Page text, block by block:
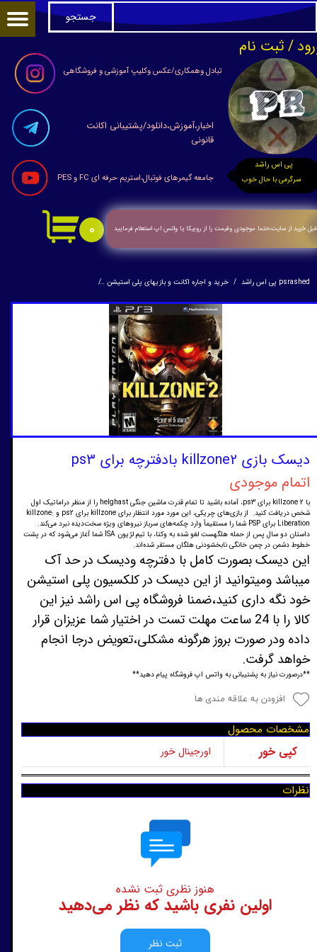
جامعه گیمرهای فوتبال،استریم حرفه ای FC و PES
تبادل وهمکاری/عکس وکلیپ آموزشی و فروشگاهی
اخبار،آموزش،دانلود/پشتیبانی اکانت
قانونی
/ثبت نام
حساب کاربری من
تغییر گذر واژه
سفارشات
خروج از حساب کاربری
جستجو
پی اس راشد
سرگرمی با حال خوب
۰ قبل خرید از سایت،حتما موجودی وقیمت را از روبیکا یا واتس اپ استعلام فرمایید
psrashed پی اس راشد خرید و اجاره اکانت و بازیهای پلی استیشن
دیسک بازی killzone2 بادفترچه برای ps3
اتمام موجودی
با killzone 2 برای ps3، آماده باشید تا تمام قدرت ماشین جنگی helghast را از منظر دراماتیک اول
شخص دریافت کنید. از بازی‌های چریکی، این مورد مورد انتظار برای killzone برای ps2 و killzone:
Liberation برای PSP شما را مستقیماً وارد چکمه‌های سرباز نیروهای ویژه سخت‌دیده نبرد می‌کند.
داستان دو سال پس از حمله هلگهست لغو شده به وکتا، با تیم لژیون ISA شما آغاز می‌شود که در پشت
خطوط دشمن در چمن خانگی نابخشودنی هلگان مستقر شده‌اند.
این دیسک بصورت کامل با دفترچه ودیسک در حد آک
میباشد ومیتوانید از این دیسک در کلکسیون پلی استیشن
خود نگه داری کنید،ضمنا فروشگاه پی اس راشد نیز این
کالا را با 24 ساعت مهلت تست در اختیار شما عزیزان قرار
داده ودر صورت بروز هرگونه مشکلی،تعویض درجا انجام
خواهد گرفت.
**درصورت نیاز به پشتیبانی به واتس اپ فروشگاه پیام دهید**
افزودن به علاقه مندی ها
مشخصات محصول
کپی خور اورجینال خور
نظرات
هنوز نظری ثبت نشده
اولین نفری باشید که نظر می‌دهید
ثبت نظر